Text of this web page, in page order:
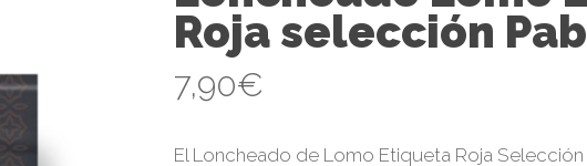
Roja selección
7,90€
El Loncheado de Lomo Etiqueta Roja